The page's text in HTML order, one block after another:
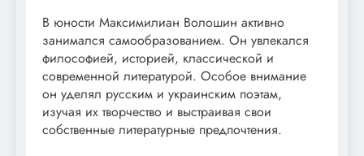
В юности Максимилиан Волошин активно
занимался самообразованием. Он увлекался
философией, историей, классической и
современной литературой. Особое внимание
он уделял русским и украинским поэтам,
изучая их творчество и выстраивая свои
собственные литературные предпочтения.